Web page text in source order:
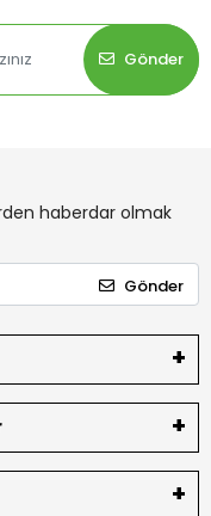
Gönder
haberdar olmak
Gönder